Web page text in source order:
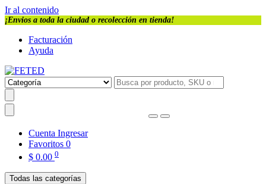
Ir al contenido
¡Envios a toda la ciudad o recolección en tienda!
Facturación
Ayuda
Cuenta Ingresar
Favoritos 0
$ 0.00 0
Todas las categorías